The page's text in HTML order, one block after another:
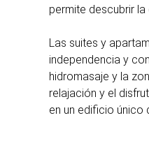
permite descubrir
Las suites y
independencia y
hidromasaje y la
relajación y el
en un edificio único